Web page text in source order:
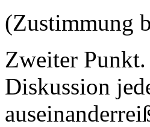
(Zustimmung
Zweiter
Diskussion